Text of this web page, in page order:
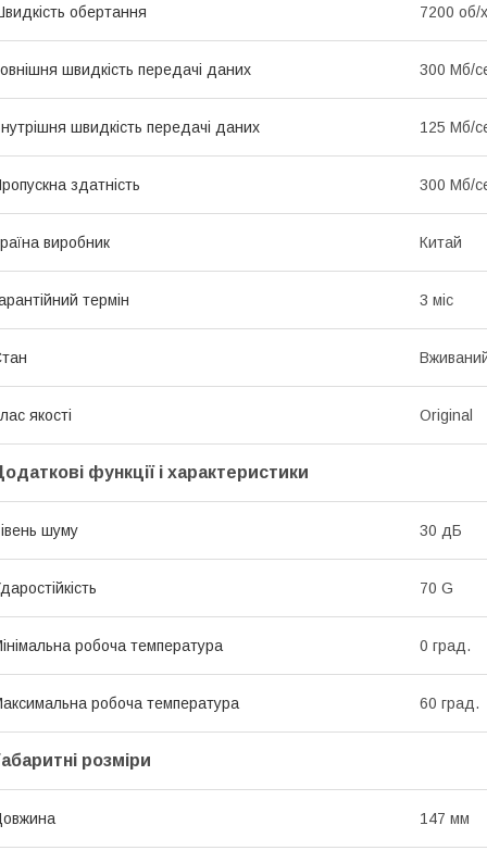
обертання 7200 об/
швидкість передачі даних 300 Мб/
швидкість передачі даних 125 Мб/
здатність 300 Мб/
виробник Китай
термін 3 міс
якості Original
функції і характеристики
шуму 30 дБ
70 G
робоча температура 0 град.
робоча температура 60 град.
розміри
147 мм